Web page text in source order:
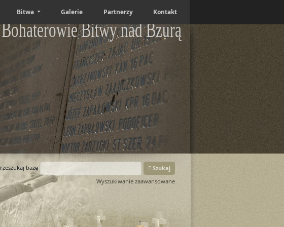
Bitwa Galerie Partnerzy Kontakt
Bohaterowie Bitwy nad Bzurą
bazę
Szukaj
Wyszukiwanie zaawansowane